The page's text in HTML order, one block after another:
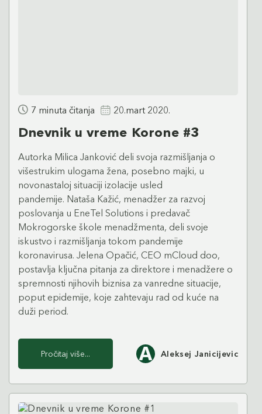
7 minuta čitanja 20.mart 2020.
Dnevnik u vreme Korone #3
Autorka Milica Janković deli svoja razmišljanja o
višestrukim ulogama žena, posebno majki, u
novonastaloj situaciji izolacije usled
pandemije. Nataša Kažić, menadžer za razvoj
poslovanja u EneTel Solutions i predavač
Mokrogorske škole menadžmenta, deli svoje
iskustvo i razmišljanja tokom pandemije
koronavirusa. Jelena Opačić, CEO mCloud doo,
postavlja ključna pitanja za direktore i menadžere o
spremnosti njihovih biznisa za vanredne situacije,
poput epidemije, koje zahtevaju rad od kuće na
duži period.
Pročitaj više... Aleksej Janicijevic